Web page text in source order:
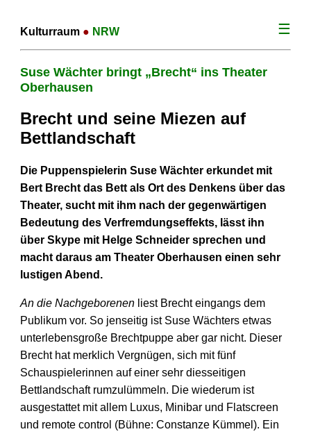
Kulturraum ● NRW ☰
Suse Wächter bringt „Brecht“ ins Theater
Oberhausen
Brecht und seine Miezen auf
Bettlandschaft
Die Puppenspielerin Suse Wächter erkundet mit
Bert Brecht das Bett als Ort des Denkens über das
Theater, sucht mit ihm nach der gegenwärtigen
Bedeutung des Verfremdungs­effekts, lässt ihn
über Skype mit Helge Schneider sprechen und
macht daraus am Theater Oberhausen einen sehr
lustigen Abend.
An die Nachgeborenenliest Brecht eingangs dem
Publikum vor. So jenseitig ist Suse Wächters etwas
unterlebensgroße Brechtpuppe aber gar nicht. Dieser
Brecht hat merklich Vergnügen, sich mit fünf
Schauspielerinnen auf einer sehr diesseitigen
Bettlandschaft rumzulümmeln. Die wiederum ist
ausgestattet mit allem Luxus, Minibar und Flatscreen
und remote control (Bühne: Constanze Kümmel). Ein